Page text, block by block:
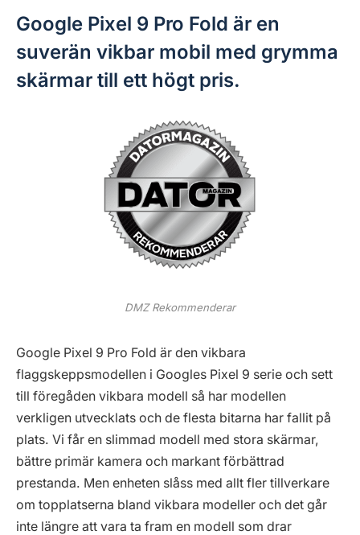
Google Pixel 9 Pro Fold är en
suverän vikbar mobil med grymma
skärmar till ett högt pris.
DMZ Rekommenderar
Google Pixel 9 Pro Fold är den vikbara
flaggskeppsmodellen i Googles Pixel 9 serie och sett
till föregåden vikbara modell så har modellen
verkligen utvecklats och de flesta bitarna har fallit på
plats. Vi får en slimmad modell med stora skärmar,
bättre primär kamera och markant förbättrad
prestanda. Men enheten slåss med allt fler tillverkare
om topplatserna bland vikbara modeller och det går
inte längre att vara ta fram en modell som drar